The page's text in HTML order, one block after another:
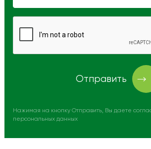
Отправить
Нажимая на кнопку Отправить, Вы даете
персональных данных